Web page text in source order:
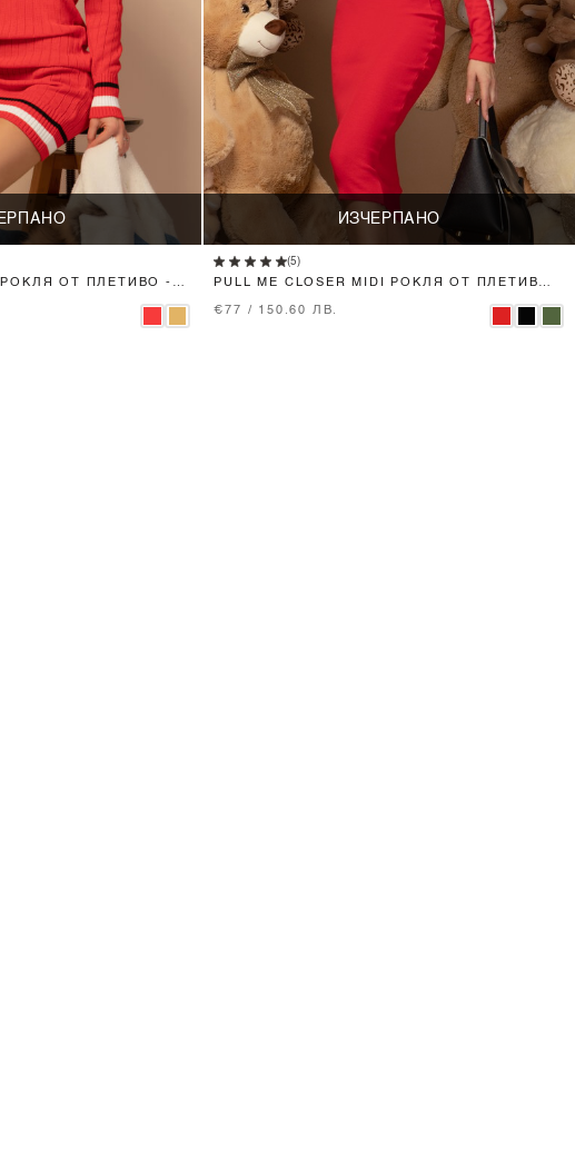
РОКЛЯ ОТ ПЛЕТИВО -
ИЗЧЕРПАНО
(5)
PULL ME CLOSER MIDI РОКЛЯ ОТ ПЛЕТИВО -
€77 / 150.60 ЛВ.